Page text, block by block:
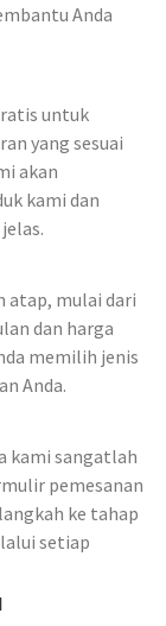
Anda
untuk
yang sesuai
akan
kami dan
atap, mulai dari
dan harga
memilih jenis
Anda.
kami sangatlah
pemesanan
ke tahap
setiap